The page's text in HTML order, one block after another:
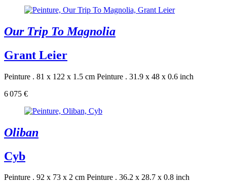
Our Trip To Magnolia
Grant Leier
Peinture . 81 x 122 x 1.5 cm Peinture . 31.9 x 48 x 0.6 inch
6 075 €
Oliban
Cyb
Peinture . 92 x 73 x 2 cm Peinture . 36.2 x 28.7 x 0.8 inch